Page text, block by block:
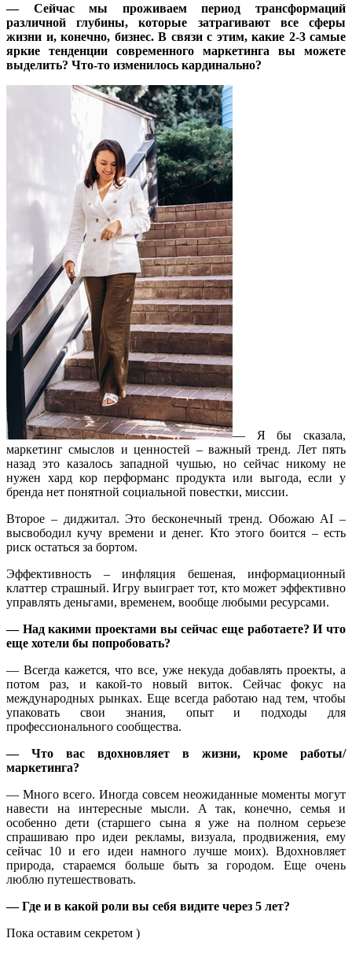
— Сейчас мы проживаем период трансформаций
различной глубины, которые затрагивают все сферы
жизни и, конечно, бизнес. В связи с этим, какие 2-3 самые
яркие тенденции современного маркетинга вы можете
выделить? Что-то изменилось кардинально?
— Я бы сказала,
маркетинг смыслов и ценностей – важный тренд. Лет пять
назад это казалось западной чушью, но сейчас никому не
нужен хард кор перформанс продукта или выгода, если у
бренда нет понятной социальной повестки, миссии.
Второе – диджитал. Это бесконечный тренд. Обожаю AI –
высвободил кучу времени и денег. Кто этого боится – есть
риск остаться за бортом.
Эффективность – инфляция бешеная, информационный
клаттер страшный. Игру выиграет тот, кто может эффективно
управлять деньгами, временем, вообще любыми ресурсами.
— Над какими проектами вы сейчас еще работаете? И что
еще хотели бы попробовать?
— Всегда кажется, что все, уже некуда добавлять проекты, а
потом раз, и какой-то новый виток. Сейчас фокус на
международных рынках. Еще всегда работаю над тем, чтобы
упаковать свои знания, опыт и подходы для
профессионального сообщества.
— Что вас вдохновляет в жизни, кроме работы/
маркетинга?
— Много всего. Иногда совсем неожиданные моменты могут
навести на интересные мысли. А так, конечно, семья и
особенно дети (старшего сына я уже на полном серьезе
спрашиваю про идеи рекламы, визуала, продвижения, ему
сейчас 10 и его идеи намного лучше моих). Вдохновляет
природа, стараемся больше быть за городом. Еще очень
люблю путешествовать.
— Где и в какой роли вы себя видите через 5 лет?
Пока оставим секретом )